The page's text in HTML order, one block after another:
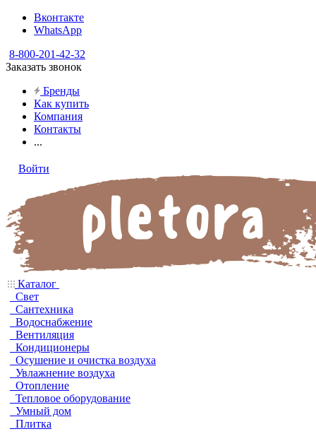
Вконтакте
WhatsApp
8-800-201-42-32
Заказать звонок
Бренды
Как купить
Компания
Контакты
...
Войти
Каталог
Свет
Сантехника
Водоснабжение
Вентиляция
Кондиционеры
Осушение и очистка воздуха
Увлажнение воздуха
Отопление
Тепловое оборудование
Умный дом
Плитка